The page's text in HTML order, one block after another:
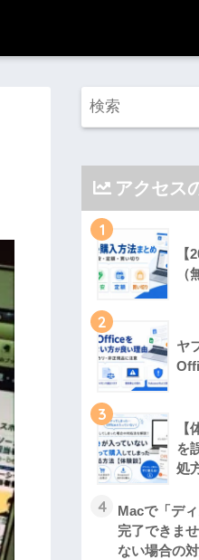
アクセス
1
2
ヤ
3
を
処
4
Macで「デ
完了できま
ない場合の